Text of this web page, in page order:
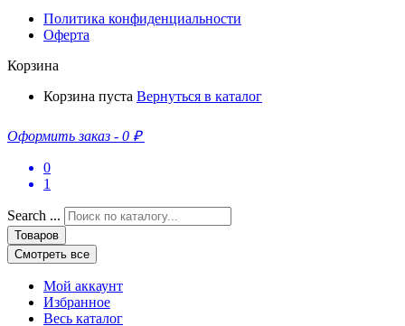
Политика конфиденциальности
Оферта
Корзина
Корзина пуста Вернуться в каталог
Оформить заказ - 0 ₽
0
1
Search ...
Товаров
Смотреть все
Мой аккаунт
Избранное
Весь каталог